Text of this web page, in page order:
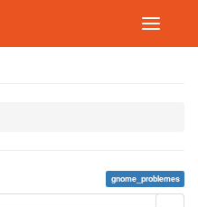
gnome_problemes